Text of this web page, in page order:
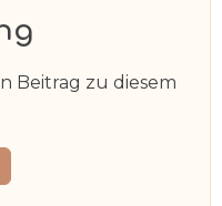
Beitrag zu diesem